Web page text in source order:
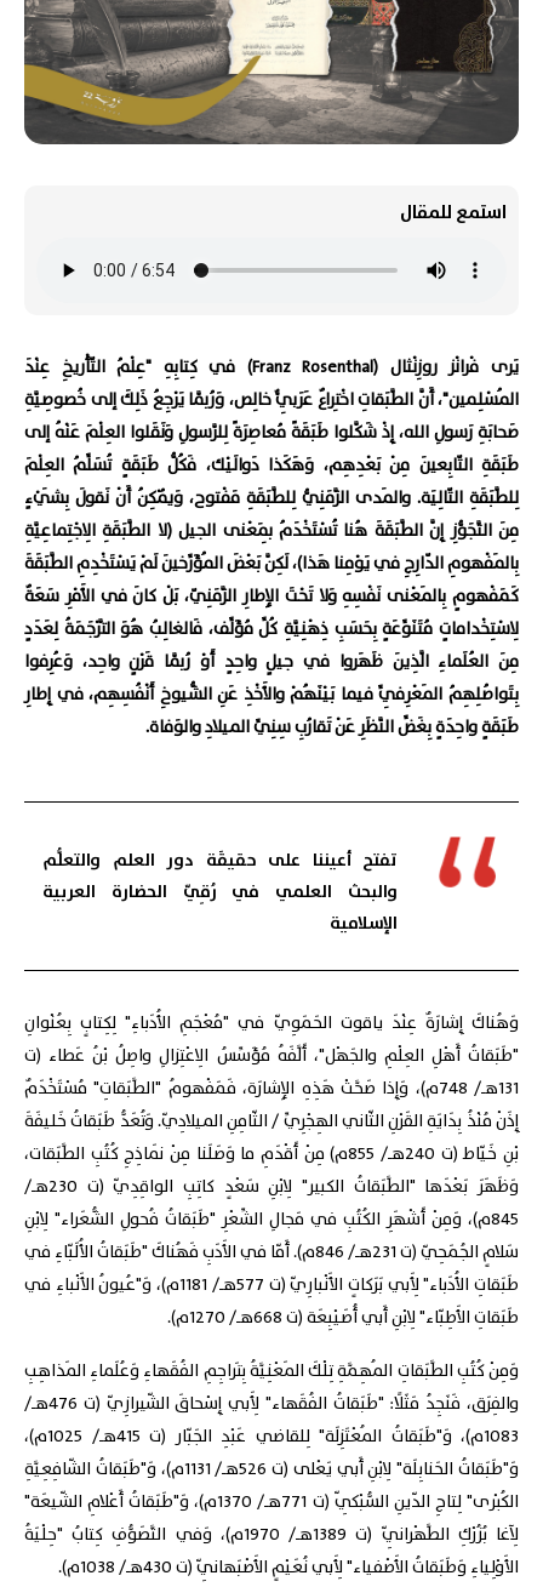
استمع للمقال
يَرى فْرانْز روزِنْثال (Franz Rosenthal) في كِتابِهِ "عِلْمُ التّأْريخِ عِنْدَ
المُسْلِمين"، أَنَّ الطَّبَقاتِ اخْتِراعٌ عَرَبِيٌّ خالِص، وَرُبَّما يَرْجِعُ ذَلِكَ إلى خُصوصِيَّةِ
صَحابَةِ رَسولِ الله، إِذْ شَكَّلوا طَبَقَةً مُعاصِرَةً لِلرَّسولِ وَنَقَلوا العِلْمَ عَنْهُ إلى
طَبَقَةِ التّابِعينَ مِنْ بَعْدِهِم، وَهَكَذا دَوالَيْك، فَكُلُّ طَبَقَةٍ تُسَلِّمُ العِلْمَ
لِلطَّبَقَةِ التّالِيَة. والمَدى الزَّمَنِيُّ لِلطَّبَقَةِ مَفْتوح، وَيُمْكِنُ أَنْ نَقولَ بِشَيْءٍ
مِنَ التَّجَوُّزِ إِنَّ الطَّبَقَةَ هُنا تُسْتَخْدَمُ بِمَعْنى الجيل (لا الطَّبَقَةِ الِاجْتِماعِيَّةِ
بِالمَفْهومِ الدّارِجِ في يَوْمِنا هَذا)، لَكِنَّ بَعْضَ المُؤَرِّخينَ لَمْ يَسْتَخْدِمِ الطَّبَقَةَ
كَمَفْهومٍ بِالمَعْنى نَفْسِهِ وَلا تَحْتَ الإِطارِ الزَّمَنِيّ، بَلْ كانَ في الأَمْرِ سَعَةٌ
لِاسْتِخْداماتٍ مُتَنَوِّعَةٍ بِحَسَبِ ذِهْنِيَّةِ كُلِّ مُؤَلِّف، فَالغالِبُ هُوَ التَّرْجَمَةُ لِعَدَدٍ
مِنَ العُلَماءِ الَّذِينَ ظَهَروا في جيلٍ واحِدٍ أَوْ رُبَّما قَرْنٍ واحِد، وَعُرِفوا
بِتَواصُلِهِمُ المَعْرِفِيِّ فيما بَيْنَهُمْ والأَخْذِ عَنِ الشُّيوخِ أَنْفُسِهِم، في إِطارِ
طَبَقَةٍ واحِدَةٍ بِغَضِّ النَّظَرِ عَنْ تَقارُبِ سِنِيِّ الميلادِ والوَفاة.
تفتح أعيننا على حقيقَة دور العلم والتعلُّم
والبحث العلمي في رُقِيّ الحضارة العربية
الإسلامية
وَهُناكَ إِشارَةٌ عِنْدَ ياقوت الحَمَوِيّ في "مُعْجَمِ الأُدَباءِ" لِكِتابٍ بِعُنْوانِ
"طَبَقاتُ أَهْلِ العِلْمِ والجَهْل"، أَلَّفَهُ مُؤَسِّسُ الِاعْتِزالِ واصِلُ بْنُ عَطاء (ت
131هـ/ 748م)، وَإِذا صَحَّتْ هَذِهِ الإِشارَة، فَمَفْهومُ "الطَّبَقاتِ" مُسْتَخْدَمٌ
إِذَنْ مُنْذُ بِدَايَةِ القَرْنِ الثّاني الهِجْرِيِّ / الثّامِنِ الميلادِيّ. وَتُعَدُّ طَبَقاتُ خَليفَةَ
بْنِ خَيّاط (ت 240هـ/ 855م) مِنْ أَقْدَمِ ما وَصَلَنا مِنْ نَماذِجِ كُتُبِ الطَّبَقات،
وَظَهَرَ بَعْدَها "الطَّبَقاتُ الكبير" لِابْنِ سَعْدٍ كاتِبِ الواقِدِيّ (ت 230هـ/
845م)، وَمِنْ أَشْهَرِ الكُتُبِ في مَجالِ الشِّعْرِ "طَبَقاتُ فُحولِ الشُّعَراء" لِابْنِ
سَلامٍ الجُمَحِيّ (ت 231هـ/ 846م). أَمّا في الأَدَبِ فَهُناكَ "طَبَقاتُ الأُلَبّاءِ في
طَبَقاتِ الأُدَباء" لِأَبي بَرَكاتٍ الأَنْبارِيّ (ت 577هـ/ 1181م)، وَ"عُيونُ الأَنْباءِ في
طَبَقاتِ الأَطِبّاء" لِابْنِ أَبي أُصَيْبِعَة (ت 668هـ/ 1270م).
وَمِنْ كُتُبِ الطَّبَقاتِ المُهِمَّةِ تِلْكَ المَعْنِيَّةُ بِتَراجِمِ الفُقَهاءِ وَعُلَماءِ المَذاهِبِ
والفِرَق، فَنَجِدُ مَثَلًا: "طَبَقاتُ الفُقَهاء" لِأَبي إِسْحاقَ الشّيرازِيّ (ت 476هـ/
1083م)، وَ"طَبَقاتُ المُعْتَزِلَة" لِلقاضي عَبْدِ الجَبّار (ت 415هـ/ 1025م)،
وَ"طَبَقاتُ الحَنابِلَة" لِابْنِ أَبي يَعْلى (ت 526هـ/ 1131م)، وَ"طَبَقاتُ الشّافِعِيَّةِ
الكُبْرى" لِتاجِ الدّينِ السُّبْكِيّ (ت 771هـ/ 1370م)، وَ"طَبَقاتُ أَعْلامِ الشّيعَة"
لِآغا بُزُرْكِ الطَّهْرانِيّ (ت 1389هـ/ 1970م)، وَفي التَّصَوُّفِ كِتابُ "حِلْيَةُ
الأَوْلِياءِ وَطَبَقاتُ الأَصْفياء" لِأَبي نُعَيْمٍ الأَصْبَهانِيّ (ت 430هـ/ 1038م).